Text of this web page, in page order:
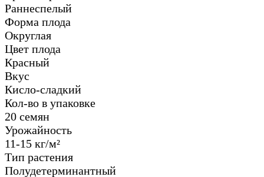
Раннеспелый
Форма плода
Округлая
Цвет плода
Красный
Вкус
Кисло-сладкий
Кол-во в упаковке
20 семян
Урожайность
11-15 кг/м²
Тип растения
Полудетерминантный